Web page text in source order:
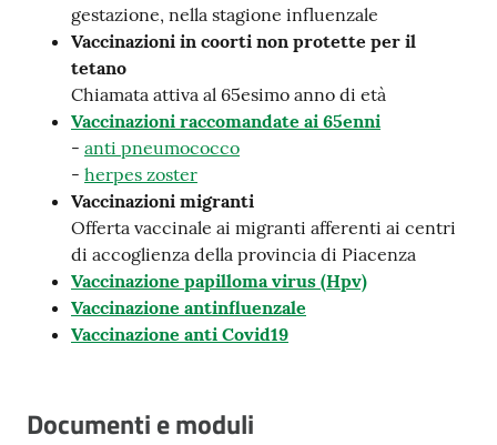
gestazione, nella stagione influenzale
Vaccinazioni in coorti non protette per il
tetano
Chiamata attiva al 65esimo anno di età
Vaccinazioni raccomandate ai 65enni
- anti pneumococco
- herpes zoster
Vaccinazioni migranti
Offerta vaccinale ai migranti afferenti ai centri
di accoglienza della provincia di Piacenza
Vaccinazione papilloma virus (Hpv)
Vaccinazione antinfluenzale
Vaccinazione anti Covid19
Documenti e moduli